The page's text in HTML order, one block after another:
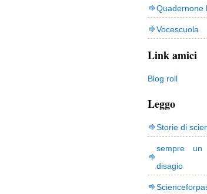
Quadernone
Vocescuola
Link amici
Blog roll
Leggo
Storie di
sempre
disagio